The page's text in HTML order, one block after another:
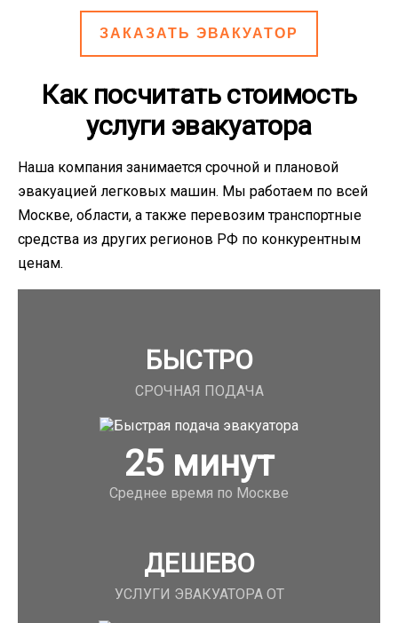
ЗАКАЗАТЬ ЭВАКУАТОР
Как посчитать стоимость
услуги эвакуатора
Наша компания занимается срочной и плановой
эвакуацией легковых машин. Мы работаем по всей
Москве, области, а также перевозим транспортные
средства из других регионов РФ по конкурентным
ценам.
БЫСТРО
СРОЧНАЯ ПОДАЧА
25минут
Среднее время по Москве
ДЕШЕВО
УСЛУГИ ЭВАКУАТОРА ОТ